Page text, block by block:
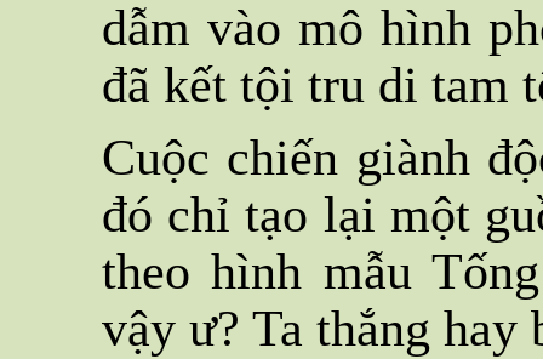
dẫm vào mô hình
đã kết tội tru di tam
Cuộc chiến giành
đó chỉ tạo lại một
theo hình mẫu
vậy ư? Ta thắng hay